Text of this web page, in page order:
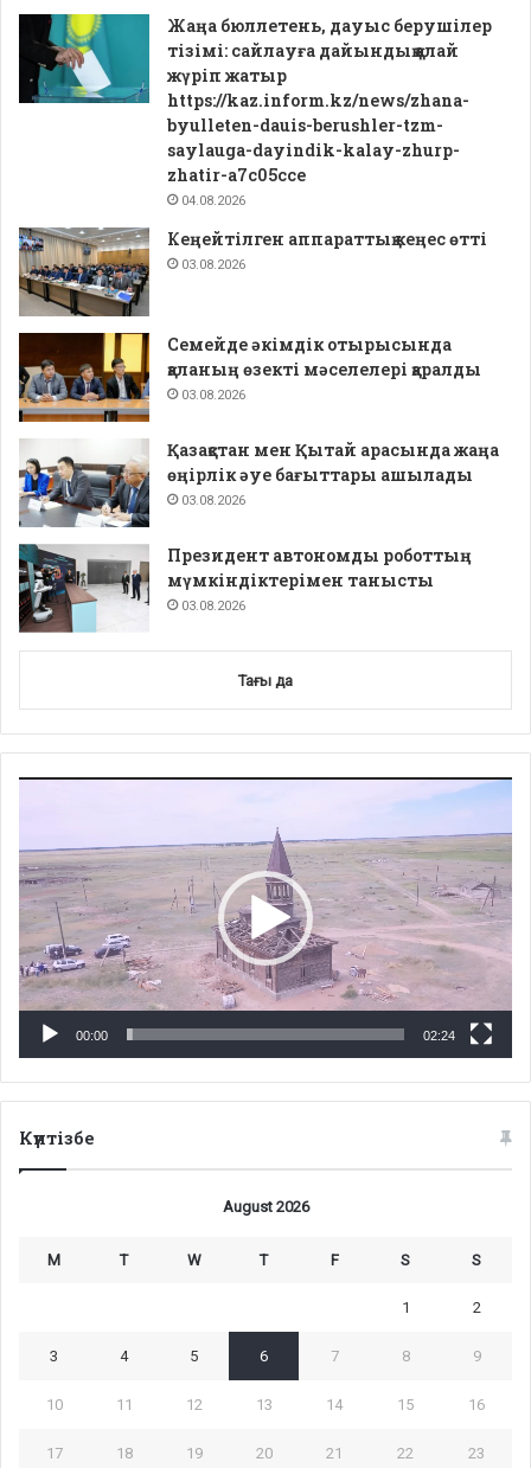
Жаңа бюллетень, дауыс берушілер
тізімі: сайлауға дайындық қалай
жүріп жатыр
https://kaz.inform.kz/news/zhana-
byulleten-dauis-berushler-tzm-
saylauga-dayindik-kalay-zhurp-
zhatir-a7c05cce
04.08.2026
Кеңейтілген аппараттық кеңес өтті
03.08.2026
Семейде әкімдік отырысында
қаланың өзекті мәселелері қаралды
03.08.2026
Қазақстан мен Қытай арасында жаңа
өңірлік әуе бағыттары ашылады
03.08.2026
Президент автономды роботтың
мүмкіндіктерімен танысты
03.08.2026
Тағы да
00:00 02:24
Күнтізбе
August 2026
M T W T F S S
1 2
3 4 5 6 7 8 9
10 11 12 13 14 15 16
17 18 19 20 21 22 23